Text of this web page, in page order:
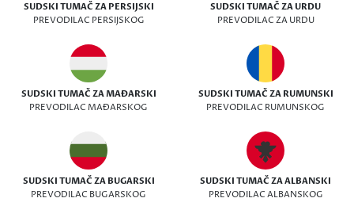
SUDSKI TUMAČ ZA PERSIJSKI
PREVODILAC PERSIJSKOG
SUDSKI TUMAČ ZA URDU
PREVODILAC ZA URDU
SUDSKI TUMAČ ZA MAĐARSKI
PREVODILAC MAĐARSKOG
SUDSKI TUMAČ ZA RUMUNSKI
PREVODILAC RUMUNSKOG
SUDSKI TUMAČ ZA BUGARSKI
PREVODILAC BUGARSKOG
SUDSKI TUMAČ ZA ALBANSKI
PREVODILAC ALBANSKOG